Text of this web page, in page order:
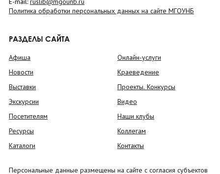
Политика обработки персональных данных на сайте МГОУНБ
РАЗДЕЛЫ САЙТА
Афиша
Новости
Выставки
Экскурсии
Посетителям
Ресурсы
Каталоги
Онлайн-услуги
Краеведение
Проекты. Конкурсы
Видео
Наши клубы
Коллегам
Контакты
Персональные данные размещены на сайте с согласия субъектов